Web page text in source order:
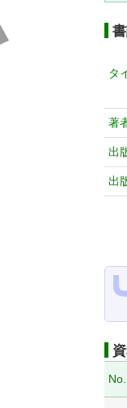
タ
著
出
出
No.